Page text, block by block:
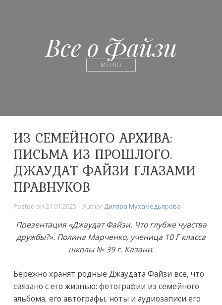
Все о Файзи
МЕНЮ
ИЗ СЕМЕЙНОГО АРХИВА:
ПИСЬМА ИЗ ПРОШЛОГО.
ДЖАУДАТ ФАЙЗИ ГЛАЗАМИ
ПРАВНУКОВ
Posted on 21.01.2025 Author Диляра Мухамедьярова
Презентация «Джаудат Файзи. Что глубже чувства
дружбы?». Полина Марченко, ученица 10 Г класса
школы № 39 г. Казани.
Бережно хранят родные Джаудата Файзи всё, что
связано с его жизнью: фотографии из семейного
альбома, его автографы, ноты и аудиозаписи его